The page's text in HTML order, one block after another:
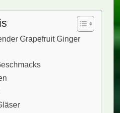
Grapefruit Ginger